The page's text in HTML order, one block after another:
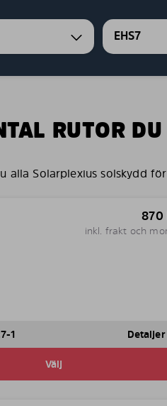
EHS7
RUTOR
alla Solarplexius solskydd för
870
inkl. frakt och
1 Detaljer
Välj